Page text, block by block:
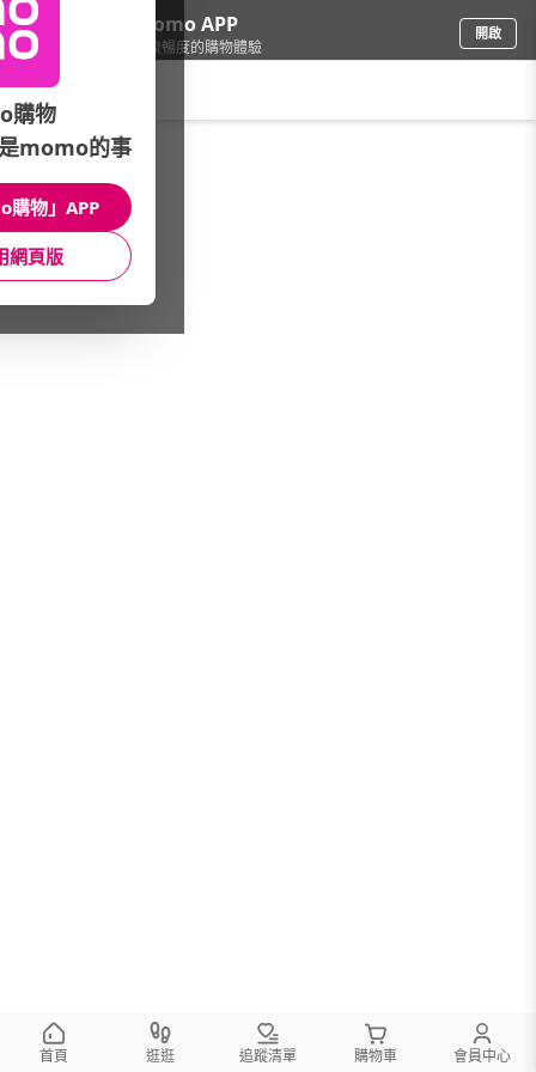
下載momo APP
給你3倍流暢度的購物體驗
開啟
本館精選商品
館長推薦 月銷量
首頁 逛逛 追蹤清單 購物車 會員中心
購物
momo的事
購物」APP
網頁版